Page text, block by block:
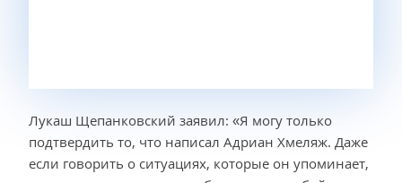
Лукаш Щепанковский заявил: «Я могу только
подтвердить то, что написал Адриан Хмеляж. Даже
если говорить о ситуациях, которые он упоминает,